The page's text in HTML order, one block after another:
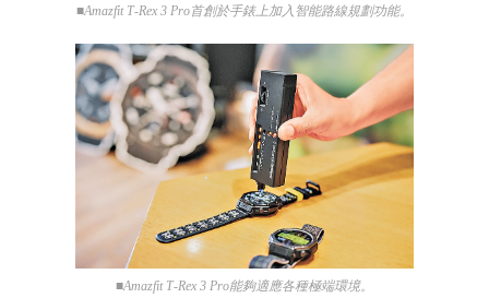
■Amazfit T‑Rex 3 Pro首創於手錶上加入智能路線規劃功能。
■Amazfit T‑Rex 3 Pro能夠適應各種極端環境。